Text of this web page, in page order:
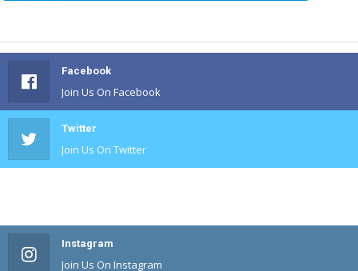
Facebook
Join Us On Facebook
Twitter
Join Us On Twitter
Instagram
Join Us On Instagram